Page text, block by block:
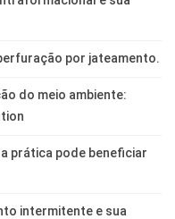
por jateamento.
do meio ambiente:
prática pode beneficiar
intermitente e sua